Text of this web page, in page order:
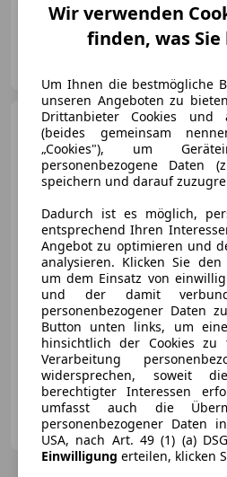
Rainer Kraftfahrzeughandels GmbH
AT
€
- (Erstzulassung) 0 km
85 kW (116 PS)
Lietz GmbH
AT-3250 Wieselburg
Wir verwenden
finden, was
Um Ihnen die bestmögliche
unseren Angeboten zu
Drittanbieter Cookies und
(beides gemeinsam
„Cookies"), um
personenbezogene Daten
speichern und darauf
Dadurch ist es möglich,
entsprechend Ihren
Angebot zu optimieren und
analysieren. Klicken Sie
um dem Einsatz von
und der damit
personenbezogener Daten
Button unten links, um
hinsichtlich der Cookies
Verarbeitung
widersprechen, soweit
berechtigter Interessen
umfasst auch die
personenbezogener Daten
USA, nach Art. 49 (1) (a)
Einwilligung erteilen, klicken